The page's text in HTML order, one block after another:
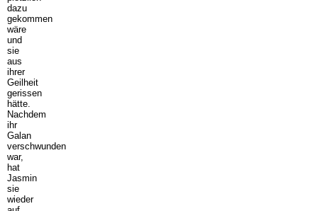
dazu
gekommen
wäre
und
sie
aus
ihrer
Geilheit
gerissen
hätte.
Nachdem
ihr
Galan
verschwunden
war,
hat
Jasmin
sie
wieder